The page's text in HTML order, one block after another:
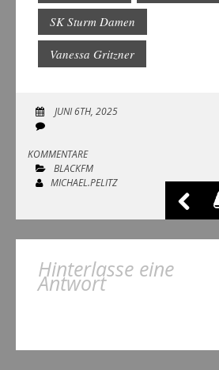
SK Sturm Damen
Vanessa Gritzner
JUNI 6TH, 2025
KOMMENTARE
BLACKFM
MICHAEL.PELITZ
Hinterlasse eine
Antwort